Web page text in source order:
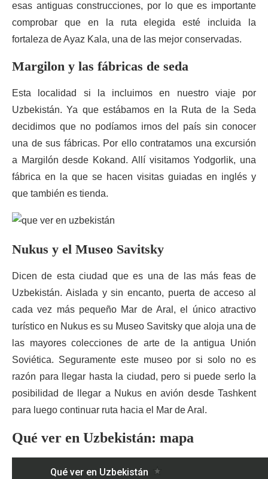
esas antiguas construcciones, por lo que es importante
comprobar que en la ruta elegida esté incluida la
fortaleza de Ayaz Kala, una de las mejor conservadas.
Margilon y las fábricas de seda
Esta localidad si la incluimos en nuestro viaje por
Uzbekistán. Ya que estábamos en la Ruta de la Seda
decidimos que no podíamos irnos del país sin conocer
una de sus fábricas. Por ello contratamos una excursión
a Margilón desde Kokand. Allí visitamos Yodgorlik, una
fábrica en la que se hacen visitas guiadas en inglés y
que también es tienda.
Nukus y el Museo Savitsky
Dicen de esta ciudad que es una de las más feas de
Uzbekistán. Aislada y sin encanto, puerta de acceso al
cada vez más pequeño Mar de Aral, el único atractivo
turístico en Nukus es su Museo Savitsky que aloja una de
las mayores colecciones de arte de la antigua Unión
Soviética. Seguramente este museo por si solo no es
razón para llegar hasta la ciudad, pero si puede serlo la
posibilidad de llegar a Nukus en avión desde Tashkent
para luego continuar ruta hacia el Mar de Aral.
Qué ver en Uzbekistán: mapa